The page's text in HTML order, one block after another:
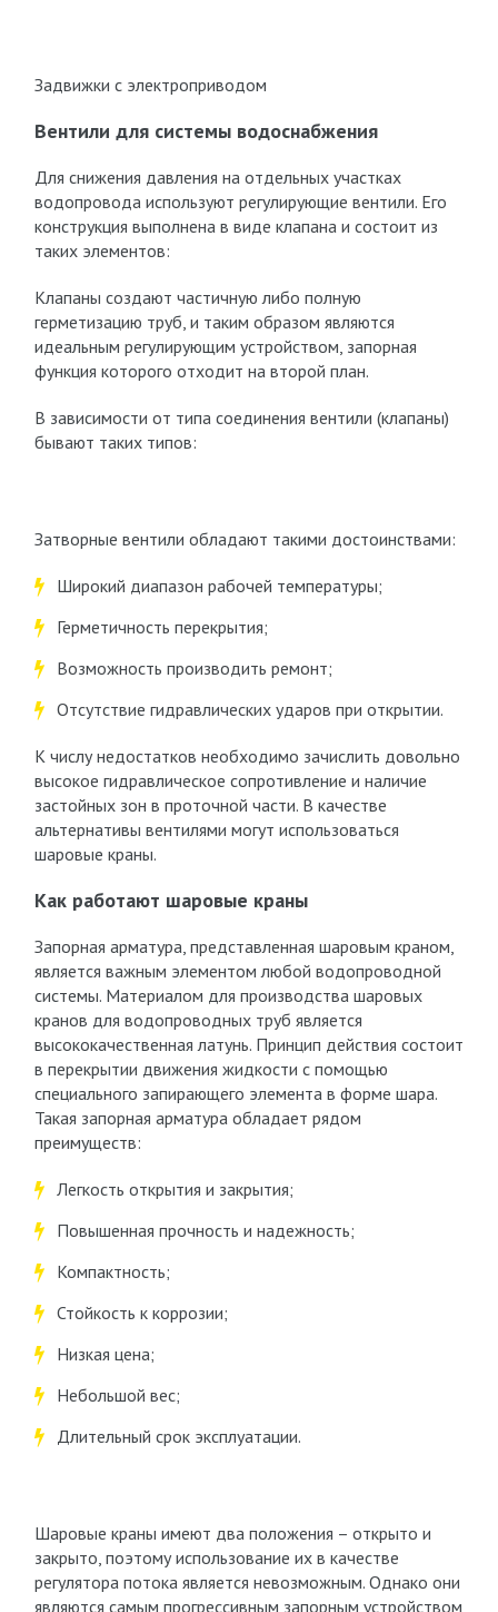
Задвижки с электроприводом
Вентили для системы водоснабжения
Для снижения давления на отдельных участках
водопровода используют регулирующие вентили. Его
конструкция выполнена в виде клапана и состоит из
таких элементов:
Клапаны создают частичную либо полную
герметизацию труб, и таким образом являются
идеальным регулирующим устройством, запорная
функция которого отходит на второй план.
В зависимости от типа соединения вентили (клапаны)
бывают таких типов:
Затворные вентили обладают такими достоинствами:
Широкий диапазон рабочей температуры;
Герметичность перекрытия;
Возможность производить ремонт;
Отсутствие гидравлических ударов при открытии.
К числу недостатков необходимо зачислить довольно
высокое гидравлическое сопротивление и наличие
застойных зон в проточной части. В качестве
альтернативы вентилями могут использоваться
шаровые краны.
Как работают шаровые краны
Запорная арматура, представленная шаровым краном,
является важным элементом любой водопроводной
системы. Материалом для производства шаровых
кранов для водопроводных труб является
высококачественная латунь. Принцип действия состоит
в перекрытии движения жидкости с помощью
специального запирающего элемента в форме шара.
Такая запорная арматура обладает рядом
преимуществ:
Легкость открытия и закрытия;
Повышенная прочность и надежность;
Компактность;
Стойкость к коррозии;
Низкая цена;
Небольшой вес;
Длительный срок эксплуатации.
Шаровые краны имеют два положения – открыто и
закрыто, поэтому использование их в качестве
регулятора потока является невозможным. Однако они
являются самым прогрессивным запорным устройством